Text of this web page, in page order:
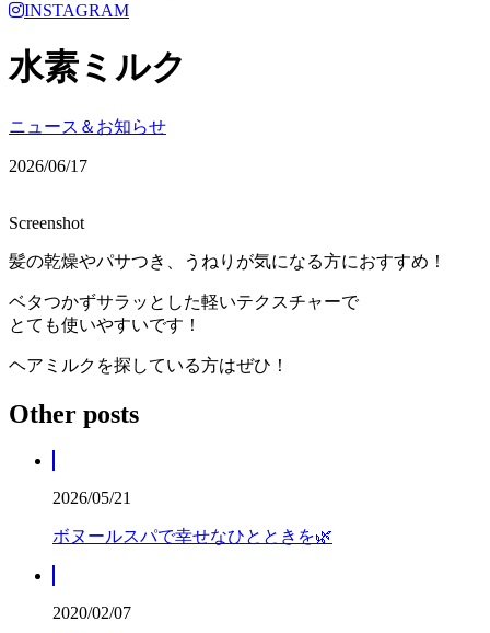
INSTAGRAM
水素ミルク
ニュース＆お知らせ
2026/06/17
Screenshot
髪の乾燥やパサつき、うねりが気になる方におすすめ！
ベタつかずサラッとした軽いテクスチャーで
とても使いやすいです！
ヘアミルクを探している方はぜひ！
Other posts
2026/05/21
ボヌールスパで幸せなひとときを🌿‬
2020/02/07